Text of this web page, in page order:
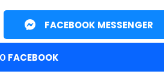
FACEBOOK MESSENGER
FACEBOOK